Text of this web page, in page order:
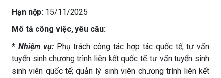
Hạn nộp: 15/11/2025
Mô tả công việc, yêu cầu:
*Nhiệm vụ: Phụ trách công tác hợp tác quốc tế; tư vấn
tuyển sinh chương trình liên kết quốc tế; tư vấn tuyển sinh
sinh viên quốc tế; quản lý sinh viên chương trình liên kết